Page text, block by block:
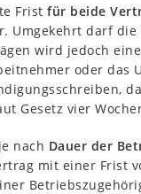
Frist für beide
Umgekehrt darf
wird jedoch
oder
Gesetz vier
nach Dauer der
mit einer Frist